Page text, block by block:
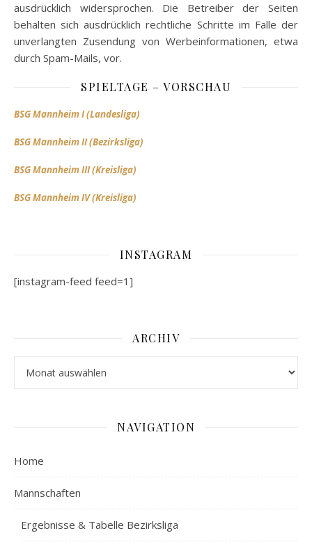
ausdrücklich widersprochen. Die Betreiber der Seiten
behalten sich ausdrücklich rechtliche Schritte im Falle der
unverlangten Zusendung von Werbeinformationen, etwa
durch Spam-Mails, vor.
SPIELTAGE – VORSCHAU
BSG Mannheim I (Landesliga)
BSG Mannheim II (Bezirksliga)
BSG Mannheim III (Kreisliga)
BSG Mannheim IV (Kreisliga)
INSTAGRAM
[instagram-feed feed=1]
ARCHIV
NAVIGATION
Home
Mannschaften
Ergebnisse & Tabelle Bezirksliga